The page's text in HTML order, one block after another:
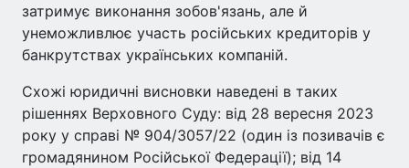
затримує виконання зобов'язань, але й
унеможливлює участь російських кредиторів у
банкрутствах українських компаній.
Схожі юридичні висновки наведені в таких
рішеннях Верховного Суду: від 28 вересня 2023
року у справі № 904/3057/22 (один із позивачів є
громадянином Російської Федерації); від 14